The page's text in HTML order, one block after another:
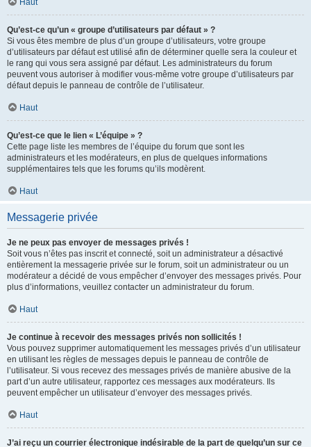
Haut
Qu’est-ce qu’un « groupe d’utilisateurs par défaut » ?
Si vous êtes membre de plus d’un groupe d’utilisateurs, votre groupe
d’utilisateurs par défaut est utilisé afin de déterminer quelle sera la couleur et
le rang qui vous sera assigné par défaut. Les administrateurs du forum
peuvent vous autoriser à modifier vous-même votre groupe d’utilisateurs par
défaut depuis le panneau de contrôle de l’utilisateur.
Haut
Qu’est-ce que le lien « L’équipe » ?
Cette page liste les membres de l’équipe du forum que sont les
administrateurs et les modérateurs, en plus de quelques informations
supplémentaires tels que les forums qu’ils modèrent.
Haut
Messagerie privée
Je ne peux pas envoyer de messages privés !
Soit vous n’êtes pas inscrit et connecté, soit un administrateur a désactivé
entièrement la messagerie privée sur le forum, soit un administrateur ou un
modérateur a décidé de vous empêcher d’envoyer des messages privés. Pour
plus d’informations, veuillez contacter un administrateur du forum.
Haut
Je continue à recevoir des messages privés non sollicités !
Vous pouvez supprimer automatiquement les messages privés d’un utilisateur
en utilisant les règles de messages depuis le panneau de contrôle de
l’utilisateur. Si vous recevez des messages privés de manière abusive de la
part d’un autre utilisateur, rapportez ces messages aux modérateurs. Ils
peuvent empêcher un utilisateur d’envoyer des messages privés.
Haut
J’ai reçu un courrier électronique indésirable de la part de quelqu’un sur ce